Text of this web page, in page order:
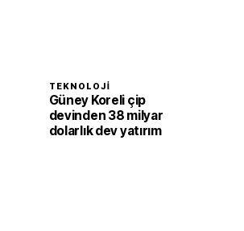
TEKNOLOJI
Güney Koreli çip
devinden 38 milyar
dolarlık dev yatırım